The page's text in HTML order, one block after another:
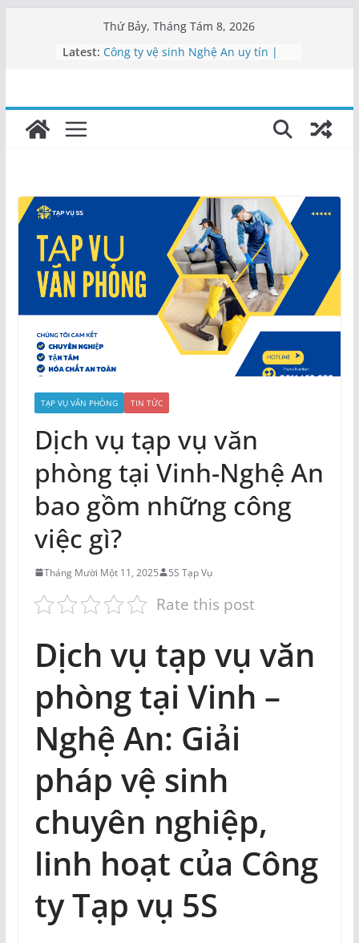
Thứ Bảy, Tháng Tám 8, 2026
Latest: Công ty vệ sinh Nghệ An uy tín |
Dịch vụ tạp vụ Nghệ An | Cung cấp
TẠP VỤ VĂN PHÒNG TIN TỨC
Dịch vụ tạp vụ văn
phòng tại Vinh-Nghệ An
bao gồm những công
việc gì?
Tháng Mười Một 11, 2025 5S Tạp Vụ
Rate this post
Dịch vụ tạp vụ văn
phòng tại Vinh –
Nghệ An: Giải
pháp vệ sinh
chuyên nghiệp,
linh hoạt của Công
ty Tạp vụ 5S